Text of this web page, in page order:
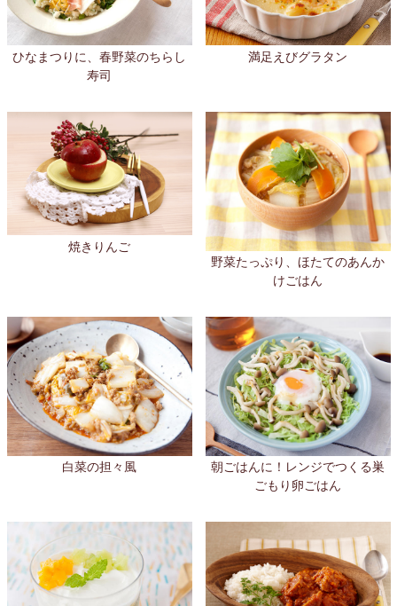
ひなまつりに、春野菜のちらし
寿司
満足えびグラタン
焼きりんご
野菜たっぷり、ほたてのあんか
けごはん
白菜の担々風
朝ごはんに！レンジでつくる巣
ごもり卵ごはん